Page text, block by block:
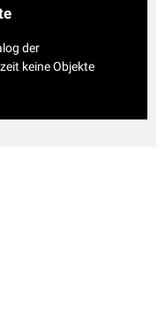
der
keine Objekte